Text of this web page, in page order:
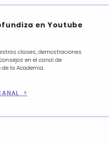
en Youtube
clases, demostraciones
en el canal de
de la Academia.
>